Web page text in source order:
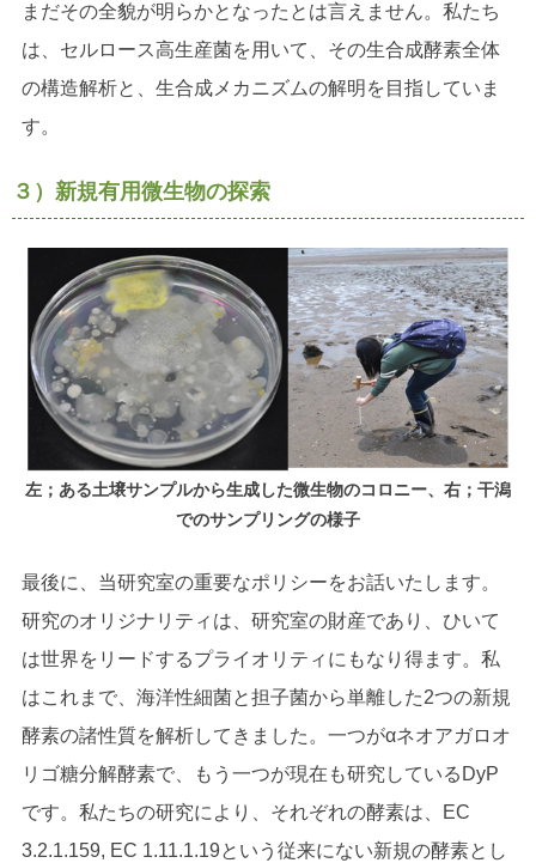
まだその全貌が明らかとなったとは言えません。私たち
は、セルロース高生産菌を用いて、その生合成酵素全体
の構造解析と、生合成メカニズムの解明を目指していま
す。
３）新規有用微生物の探索
左；ある土壌サンプルから生成した微生物のコロニー、右；干潟
でのサンプリングの様子
最後に、当研究室の重要なポリシーをお話いたします。
研究のオリジナリティは、研究室の財産であり、ひいて
は世界をリードするプライオリティにもなり得ます。私
はこれまで、海洋性細菌と担子菌から単離した2つの新規
酵素の諸性質を解析してきました。一つがαネオアガロオ
リゴ糖分解酵素で、もう一つが現在も研究しているDyP
です。私たちの研究により、それぞれの酵素は、EC
3.2.1.159, EC 1.11.1.19という従来にない新規の酵素とし